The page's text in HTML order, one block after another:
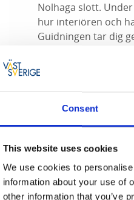
Consent
This website uses cookies
We use cookies to
information about your use of
other information that you’ve
Nolhaga slott.
hur interiören och
Guidningen tar dig
Varmt välkomna!
Söndagar kl. 13.00
Samlingsplats: